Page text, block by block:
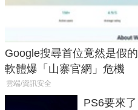
Google搜尋首位竟然是假
軟體爆「山寨官網」危機
雲端/資訊安全
PS6要來